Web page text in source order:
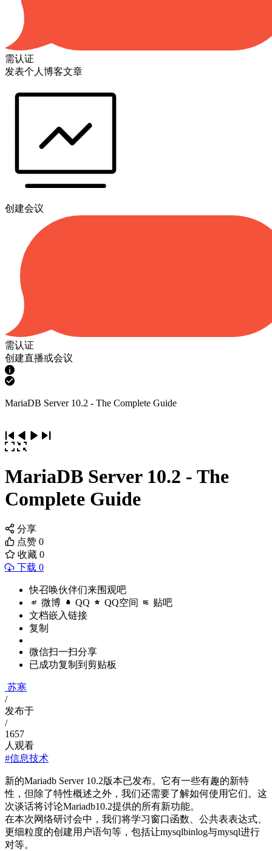
需认证
发表个人博客文章
创建会议
需认证
创建直播或会议
MariaDB Server 10.2 - The Complete Guide
MariaDB Server 10.2 - The
Complete Guide
分享
点赞 0
收藏 0
下载 0
快召唤伙伴们来围观吧
微博 QQ QQ空间 贴吧
文档嵌入链接
复制
微信扫一扫分享
已成功复制到剪贴板
苏寒
/
发布于
/
1657
人观看
#信息技术
新的Mariadb Server 10.2版本已发布。它有一些有趣的新特
性，但除了特性概述之外，我们还需要了解如何使用它们。这
次谈话将讨论Mariadb10.2提供的所有新功能。
在本次网络研讨会中，我们将学习窗口函数、公共表表达式、
更细粒度的创建用户语句等，包括让mysqlbinlog与mysql进行
对等。